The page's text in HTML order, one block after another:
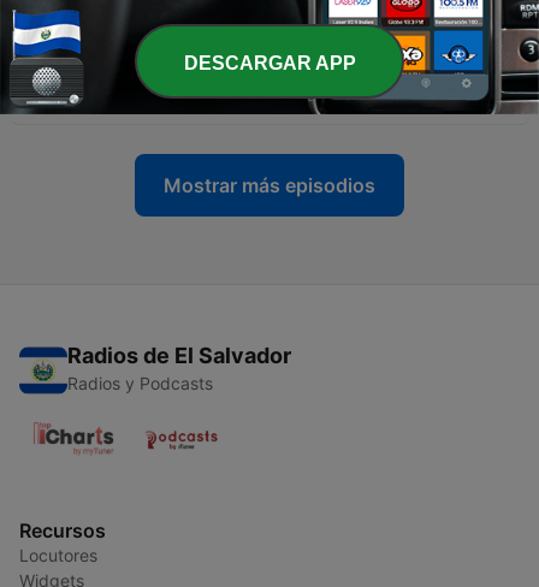
10 mar. 2024
- voyage à paris con la cami, la juli y 1 bach -1x03
03 feb. 2024
Mostrar más episodios
Radios de El Salvador
Radios y Podcasts
Recursos
Locutores
Widgets
DESCARGAR APP